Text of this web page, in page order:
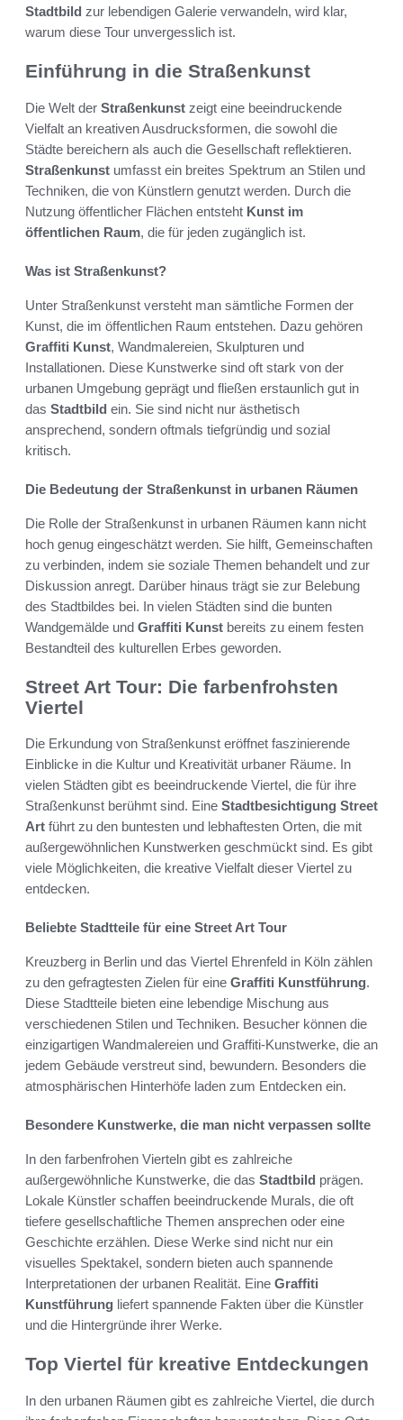
Stadtbild zur lebendigen Galerie verwandeln, wird klar,
warum diese Tour unvergesslich ist.
Einführung in die Straßenkunst
Die Welt der Straßenkunst zeigt eine beeindruckende
Vielfalt an kreativen Ausdrucksformen, die sowohl die
Städte bereichern als auch die Gesellschaft reflektieren.
Straßenkunst umfasst ein breites Spektrum an Stilen und
Techniken, die von Künstlern genutzt werden. Durch die
Nutzung öffentlicher Flächen entsteht Kunst im
öffentlichen Raum, die für jeden zugänglich ist.
Was ist Straßenkunst?
Unter Straßenkunst versteht man sämtliche Formen der
Kunst, die im öffentlichen Raum entstehen. Dazu gehören
Graffiti Kunst, Wandmalereien, Skulpturen und
Installationen. Diese Kunstwerke sind oft stark von der
urbanen Umgebung geprägt und fließen erstaunlich gut in
das Stadtbild ein. Sie sind nicht nur ästhetisch
ansprechend, sondern oftmals tiefgründig und sozial
kritisch.
Die Bedeutung der Straßenkunst in urbanen Räumen
Die Rolle der Straßenkunst in urbanen Räumen kann nicht
hoch genug eingeschätzt werden. Sie hilft, Gemeinschaften
zu verbinden, indem sie soziale Themen behandelt und zur
Diskussion anregt. Darüber hinaus trägt sie zur Belebung
des Stadtbildes bei. In vielen Städten sind die bunten
Wandgemälde und Graffiti Kunst bereits zu einem festen
Bestandteil des kulturellen Erbes geworden.
Street Art Tour: Die farbenfrohsten
Viertel
Die Erkundung von Straßenkunst eröffnet faszinierende
Einblicke in die Kultur und Kreativität urbaner Räume. In
vielen Städten gibt es beeindruckende Viertel, die für ihre
Straßenkunst berühmt sind. Eine Stadtbesichtigung Street
Art führt zu den buntesten und lebhaftesten Orten, die mit
außergewöhnlichen Kunstwerken geschmückt sind. Es gibt
viele Möglichkeiten, die kreative Vielfalt dieser Viertel zu
entdecken.
Beliebte Stadtteile für eine Street Art Tour
Kreuzberg in Berlin und das Viertel Ehrenfeld in Köln zählen
zu den gefragtesten Zielen für eine Graffiti Kunstführung.
Diese Stadtteile bieten eine lebendige Mischung aus
verschiedenen Stilen und Techniken. Besucher können die
einzigartigen Wandmalereien und Graffiti-Kunstwerke, die an
jedem Gebäude verstreut sind, bewundern. Besonders die
atmosphärischen Hinterhöfe laden zum Entdecken ein.
Besondere Kunstwerke, die man nicht verpassen sollte
In den farbenfrohen Vierteln gibt es zahlreiche
außergewöhnliche Kunstwerke, die das Stadtbild prägen.
Lokale Künstler schaffen beeindruckende Murals, die oft
tiefere gesellschaftliche Themen ansprechen oder eine
Geschichte erzählen. Diese Werke sind nicht nur ein
visuelles Spektakel, sondern bieten auch spannende
Interpretationen der urbanen Realität. Eine Graffiti
Kunstführung liefert spannende Fakten über die Künstler
und die Hintergründe ihrer Werke.
Top Viertel für kreative Entdeckungen
In den urbanen Räumen gibt es zahlreiche Viertel, die durch